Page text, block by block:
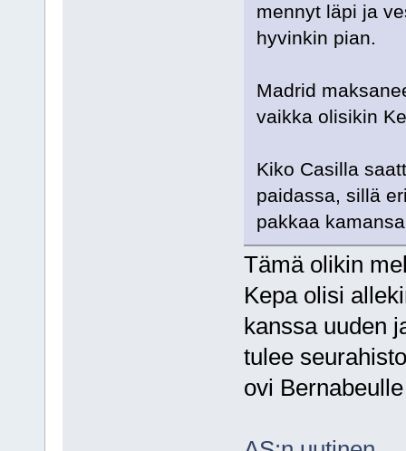
mennyt läpi ja
hyvinkin pian.
Madrid
vaikka olisikin
Kiko Casilla
paidassa, sillä
pakkaa
Tämä olikin
Kepa olisi
kanssa uuden
tulee
ovi